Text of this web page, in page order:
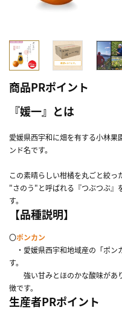
商品PRポイント
『媛一』とは
愛媛県西宇和に畑を有する小林果
ンド名です。
この素晴らしい柑橘を丸ごと絞っ
"さのう"と呼ばれる『つぶつぶ』
す。
【品種説明】
〇ポンカン
・愛媛県西宇和地域産の「ポン
す。
強い甘みとほのかな酸味があ
徴です。
生産者PRポイント